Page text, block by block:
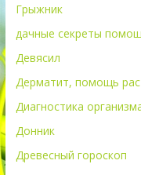
Грыжник
дачные секреты
Девясил
Дерматит, помощь
Диагностика
Донник
Древесный гороскоп